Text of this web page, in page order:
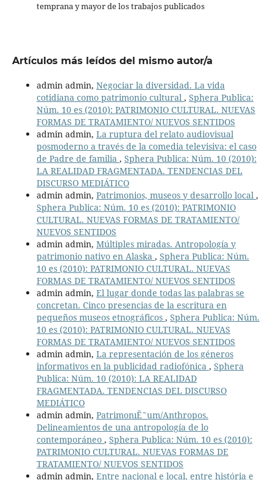
temprana y mayor de los trabajos publicados
Artículos más leídos del mismo autor/a
admin admin, Negociar la diversidad. La vida
cotidiana como patrimonio cultural , Sphera Publica:
Núm. 10 es (2010): PATRIMONIO CULTURAL. NUEVAS
FORMAS DE TRATAMIENTO/ NUEVOS SENTIDOS
admin admin, La ruptura del relato audiovisual
posmoderno a través de la comedia televisiva: el caso
de Padre de familia , Sphera Publica: Núm. 10 (2010):
LA REALIDAD FRAGMENTADA. TENDENCIAS DEL
DISCURSO MEDIÁTICO
admin admin, Patrimonios, museos y desarrollo local ,
Sphera Publica: Núm. 10 es (2010): PATRIMONIO
CULTURAL. NUEVAS FORMAS DE TRATAMIENTO/
NUEVOS SENTIDOS
admin admin, Múltiples miradas. Antropología y
patrimonio nativo en Alaska , Sphera Publica: Núm.
10 es (2010): PATRIMONIO CULTURAL. NUEVAS
FORMAS DE TRATAMIENTO/ NUEVOS SENTIDOS
admin admin, El lugar donde todas las palabras se
concretan. Cinco presencias de la escritura en
pequeños museos etnográficos , Sphera Publica: Núm.
10 es (2010): PATRIMONIO CULTURAL. NUEVAS
FORMAS DE TRATAMIENTO/ NUEVOS SENTIDOS
admin admin, La representación de los géneros
informativos en la publicidad radiofónica , Sphera
Publica: Núm. 10 (2010): LA REALIDAD
FRAGMENTADA. TENDENCIAS DEL DISCURSO
MEDIÁTICO
admin admin, PatrimonıË˜um/Anthropos.
Delineamientos de una antropología de lo
contemporáneo , Sphera Publica: Núm. 10 es (2010):
PATRIMONIO CULTURAL. NUEVAS FORMAS DE
TRATAMIENTO/ NUEVOS SENTIDOS
admin admin, Entre nacional e local, entre história e